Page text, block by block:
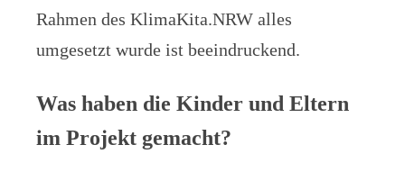
Rahmen des KlimaKita.NRW alles
umgesetzt wurde ist beeindruckend.
Was haben die Kinder und Eltern
im Projekt gemacht?